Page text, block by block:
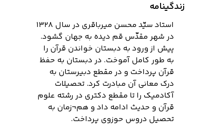
زندگینامه
استاد سیّد محسن میرباقری در سال 1328
در شهر مقدّس قم دیده به جهان گشود.
پیش از ورود به دبستان خواندن قرآن را
به طور کامل آموخت. در دبستان به حفظ
قرآن پرداخت و در مقطع دبیرستان به
درک معانی آن مبادرت کرد. تحصیلات
آکادمیک را تا مقطع دکتری در رشته علوم
قرآن و حدیث ادامه داد و هم¬زمان به
تحصیل دروس حوزوی پرداخت.